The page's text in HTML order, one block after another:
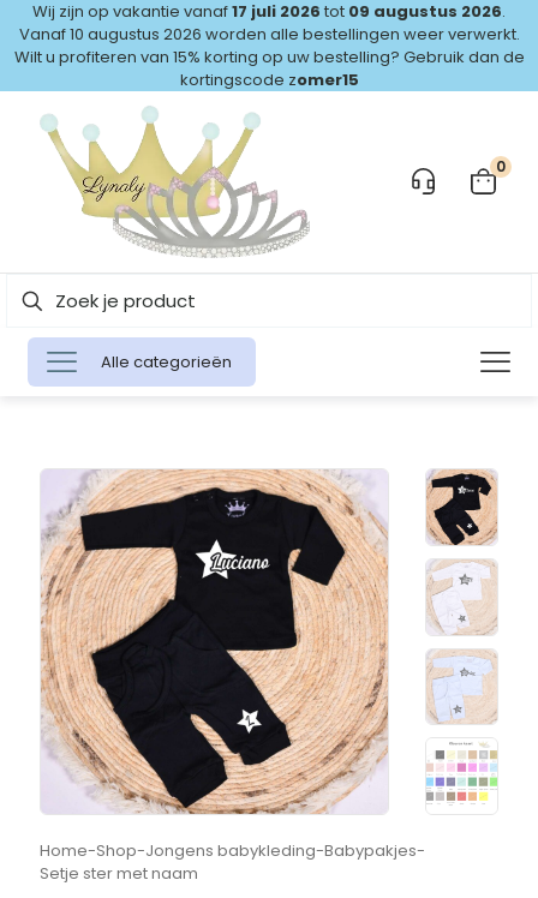
Wij zijn op vakantie vanaf17 juli 2026 tot 09 augustus 2026.
Vanaf 10 augustus 2026 worden alle bestellingen weer verwerkt.
Wilt u profiteren van 15% korting op uw bestelling? Gebruik dan de
kortingscode zomer15
0
Alle categorieën
Home-Shop-Jongens babykleding-Babypakjes-
Setje ster met naam